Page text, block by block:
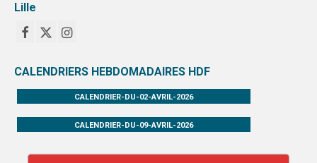
Lille
CALENDRIERS HEBDOMADAIRES HDF
CALENDRIER-DU-02-AVRIL-2026
CALENDRIER-DU-09-AVRIL-2026